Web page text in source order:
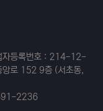
자등록번호 : 214-12-
로 152 9층 (서초동,
2236